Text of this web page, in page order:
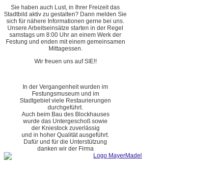
Sie haben auch Lust, in Ihrer Freizeit das
Stadtbild aktiv zu gestalten? Dann melden Sie
sich für nähere Informationen gerne bei uns.
Unsere Arbeitseinsätze starten in der Regel
samstags um 8:00 Uhr an einem Werk der
Festung und enden mit einem gemeinsamen
Mittagessen.
Wir freuen uns auf SIE!!
In der Vergangenheit wurden im
Festungsmuseum und im
Stadtgebiet viele Restaurierungen
durchgeführt.
Auch beim Bau des Blockhauses
wurde das Untergeschoß sowie
der Kniestock zuverlässig
und in hoher Qualität ausgeführt.
Dafür und für die Unterstützung
danken wir der Firma